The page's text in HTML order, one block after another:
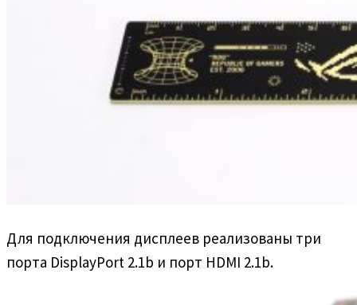
Для подключения дисплеев реализованы три
порта DisplayPort 2.1b и порт HDMI 2.1b.